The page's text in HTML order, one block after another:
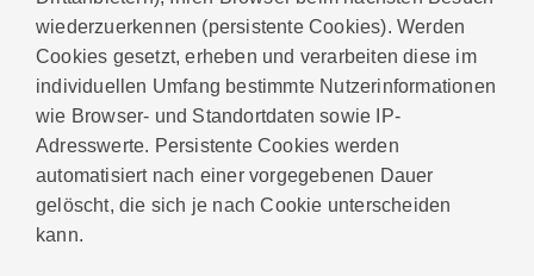
wiederzuerkennen (persistente Cookies). Werden
Cookies gesetzt, erheben und verarbeiten diese im
individuellen Umfang bestimmte Nutzerinformationen
wie Browser- und Standortdaten sowie IP-
Adresswerte. Persistente Cookies werden
automatisiert nach einer vorgegebenen Dauer
gelöscht, die sich je nach Cookie unterscheiden
kann.